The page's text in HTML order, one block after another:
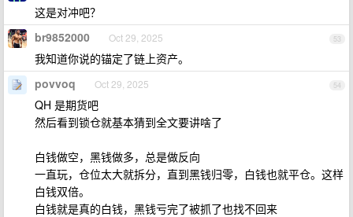
这是对冲吧？
53
br9852000 Oct 29, 2025
我知道你说的锚定了链上资产。
54
povvoq Oct 29, 2025
QH 是期货吧
然后看到锁仓就基本猜到全文要讲啥了
白钱做空，黑钱做多，总是做反向
一直玩，仓位太大就拆分，直到黑钱归零，白钱也就平仓。这样
白钱双倍。
白钱就是真的白钱，黑钱亏完了被抓了也找不回来